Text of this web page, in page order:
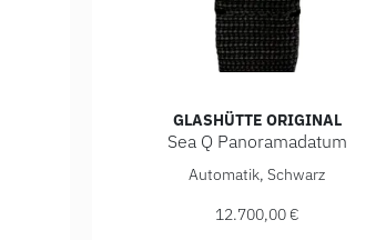
, Ref: 1-37-23-03-80-34, Preis:
GLASHÜTTE ORIGINAL
Sea Q Panoramadatum
Glashütte Original Sea Q
Automatik, Schwarz
12.700,00 €